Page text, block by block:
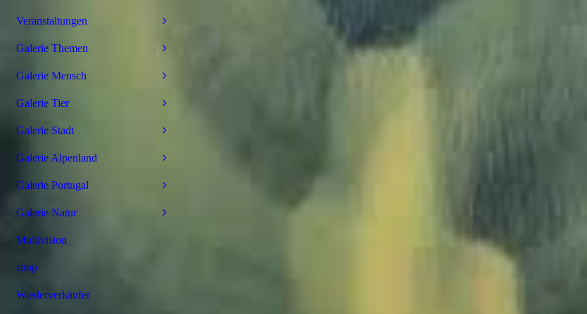
Veranstaltungen
Galerie Themen
Galerie Mensch
Galerie Tier
Galerie Stadt
Galerie Alpenland
Galerie Portugal
Galerie Natur
Multivision
shop
Wiederverkäufer